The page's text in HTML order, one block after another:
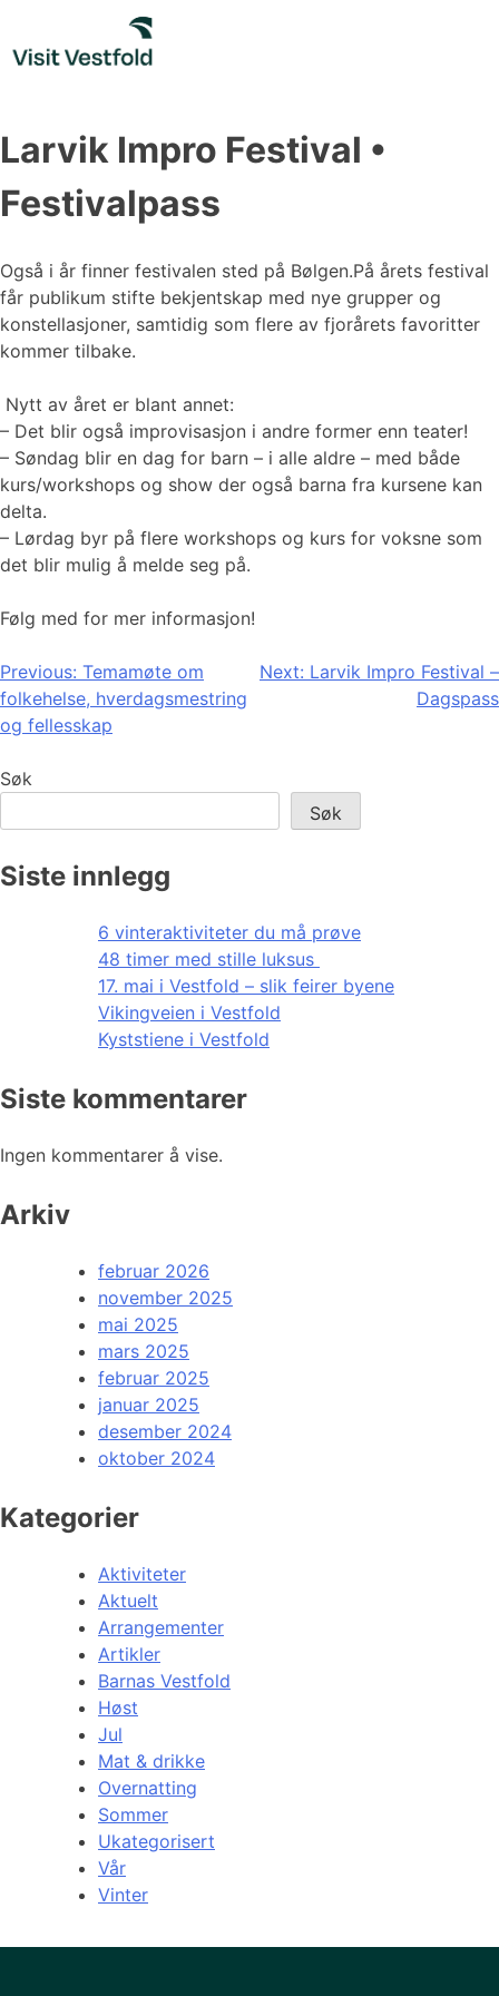
content
Larvik Impro Festival •
Festivalpass
Også i år finner festivalen sted på Bølgen.På årets festival
får publikum stifte bekjentskap med nye grupper og
konstellasjoner, samtidig som flere av fjorårets favoritter
kommer tilbake.
Nytt av året er blant annet:
– Det blir også improvisasjon i andre former enn teater!
– Søndag blir en dag for barn – i alle aldre – med både
kurs/workshops og show der også barna fra kursene kan
delta.
– Lørdag byr på flere workshops og kurs for voksne som
det blir mulig å melde seg på.
Følg med for mer informasjon!
Innleggsnavigasjon
Previous: Temamøte om
folkehelse, hverdagsmestring
og fellesskap
Next: Larvik Impro Festival –
Dagspass
Søk
Søk
Siste innlegg
6 vinteraktiviteter du må prøve
48 timer med stille luksus
17. mai i Vestfold – slik feirer byene
Vikingveien i Vestfold
Kyststiene i Vestfold
Siste kommentarer
Ingen kommentarer å vise.
Arkiv
februar 2026
november 2025
mai 2025
mars 2025
februar 2025
januar 2025
desember 2024
oktober 2024
Kategorier
Aktiviteter
Aktuelt
Arrangementer
Artikler
Barnas Vestfold
Høst
Jul
Mat & drikke
Overnatting
Sommer
Ukategorisert
Vår
Vinter